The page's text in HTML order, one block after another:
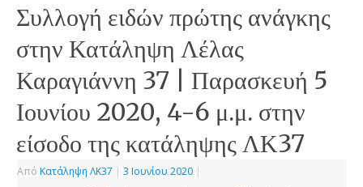
Συλλογή ειδών πρώτης ανάγκης
στην Κατάληψη Λέλας
Καραγιάννη 37 | Παρασκευή 5
Ιουνίου 2020, 4-6 μ.μ. στην
είσοδο της κατάληψης ΛΚ37
Από Κατάληψη ΛΚ37 | 3 Ιουνίου 2020 |